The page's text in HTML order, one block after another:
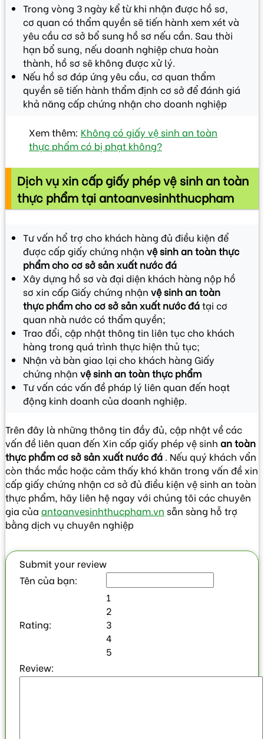
Trong vòng 3 ngày kể từ khi nhận được hồ sơ,
cơ quan có thẩm quyền sẽ tiến hành xem xét và
yêu cầu cơ sở bổ sung hồ sơ nếu cần. Sau thời
hạn bổ sung, nếu doanh nghiệp chưa hoàn
thành, hồ sơ sẽ không được xử lý.
Nếu hồ sơ đáp ứng yêu cầu, cơ quan thẩm
quyền sẽ tiến hành thẩm định cơ sở để đánh giá
khả năng cấp chứng nhận cho doanh nghiệp
Xem thêm: Không có giấy vệ sinh an toàn
thực phẩm có bị phạt không?
Dịch vụ xin cấp giấy phép vệ sinh an toàn
thực phẩm tại antoanvesinhthucpham
Tư vấn hổ trợ cho khách hàng đủ điều kiện để
được cấp giấy chứng nhận vệ sinh an toàn thực
phẩm cho cơ sở sản xuất nước đá
Xây dựng hồ sơ và đại diện khách hàng nộp hồ
sơ xin cấp Giấy chứng nhận vệ sinh an toàn
thực phẩm cho cơ sở sản xuất nước đátại cơ
quan nhà nước có thẩm quyền;
Trao đổi, cập nhật thông tin liên tục cho khách
hàng trong quá trình thực hiện thủ tục;
Nhận và bàn giao lại cho khách hàng Giấy
chứng nhận vệ sinh an toàn thực phẩm
Tư vấn các vấn đề pháp lý liên quan đến hoạt
động kinh doanh của doanh nghiệp.
Trên đây là những thông tin đầy đủ, cập nhật về các
vấn đề liên quan đến Xin cấp giấy phép vệ sinh an toàn
thực phẩm cơ sở sản xuất nước đá . Nếu quý khách vẩn
còn thắc mắc hoặc cảm thấy khó khăn trong vấn đề xin
cấp giấy chứng nhận cơ sở đủ điều kiện vệ sinh an toàn
thực phẩm, hãy liên hệ ngay với chúng tôi các chuyên
gia của antoanvesinhthucpham.vn sẵn sàng hỗ trợ
bằng dịch vụ chuyên nghiệp
Submit your review
Tên của bạn:
Rating:
1
2
3
4
5
Review: